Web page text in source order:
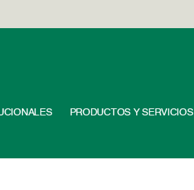
PRODUCTOS Y SERVICIOS